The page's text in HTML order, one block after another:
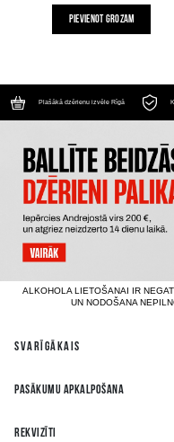
PIEVIENOT GROZAM
Plašākā dzērienu izvēle Rīgā
ALKOHOLA LIETOŠANAI IR
UN NODOŠANA
SVARĪGĀKAIS
PASĀKUMU APKALPOŠANA
REKVIZĪTI